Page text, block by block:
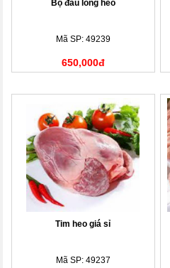
Bộ đầu lòng heo
Mã SP: 49239
650,000đ
Tim heo giá sỉ
Mã SP: 49237